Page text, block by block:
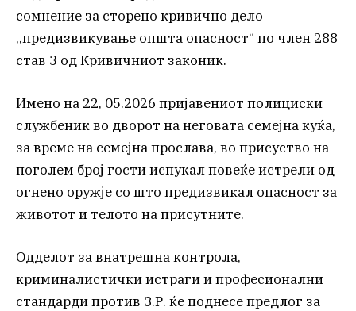
сомнение за сторено кривично дело
,,предизвикување општа опасност“ по член 288
став 3 од Кривичниот законик.
Имено на 22, 05.2026 пријавениот полициски
службеник во дворот на неговата семејна куќа,
за време на семејна прослава, во присуство на
поголем број гости испукал повеќе истрели од
огнено оружје со што предизвикал опасност за
животот и телото на присутните.
Одделот за внатрешна контрола,
криминалистички истраги и професионални
стандарди против З.Р. ќе поднесе предлог за